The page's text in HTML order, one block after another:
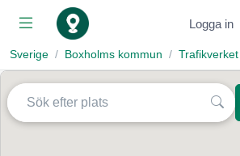
Logga in
Sverige Boxholms kommun Trafikverket